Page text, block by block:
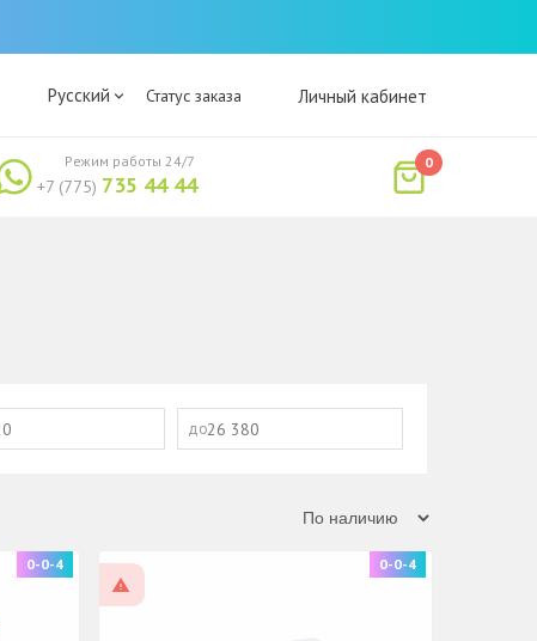
Русский Статус заказа Личный кабинет
+7 (775) 735 44 44
Режим работы 24/7 0
до
0-0-4 0-0-4